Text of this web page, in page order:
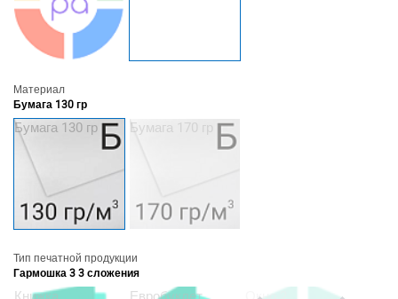
Материал
Бумага 130 гр
Бумага 130 гр Бумага 170 гр
Тип печатной продукции
Гармошка 3 3 сложения